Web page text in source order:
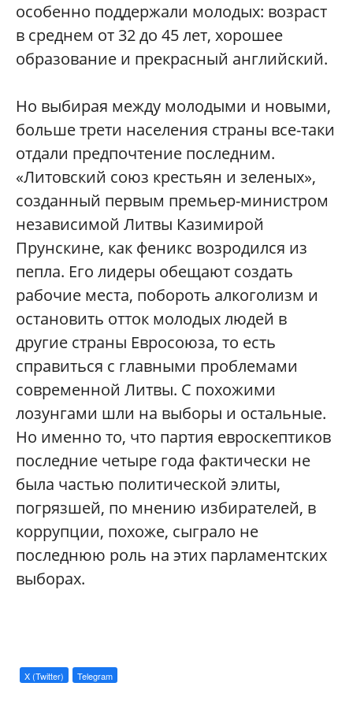
особенно поддержали молодых: возраст
в среднем от 32 до 45 лет, хорошее
образование и прекрасный английский.
Но выбирая между молодыми и новыми,
больше трети населения страны все-таки
отдали предпочтение последним.
«Литовский союз крестьян и зеленых»,
созданный первым премьер-министром
независимой Литвы Казимирой
Прунскине, как феникс возродился из
пепла. Его лидеры обещают создать
рабочие места, побороть алкоголизм и
остановить отток молодых людей в
другие страны Евросоюза, то есть
справиться с главными проблемами
современной Литвы. С похожими
лозунгами шли на выборы и остальные.
Но именно то, что партия евроскептиков
последние четыре года фактически не
была частью политической элиты,
погрязшей, по мнению избирателей, в
коррупции, похоже, сыграло не
последнюю роль на этих парламентских
выборах.
X (Twitter) Telegram